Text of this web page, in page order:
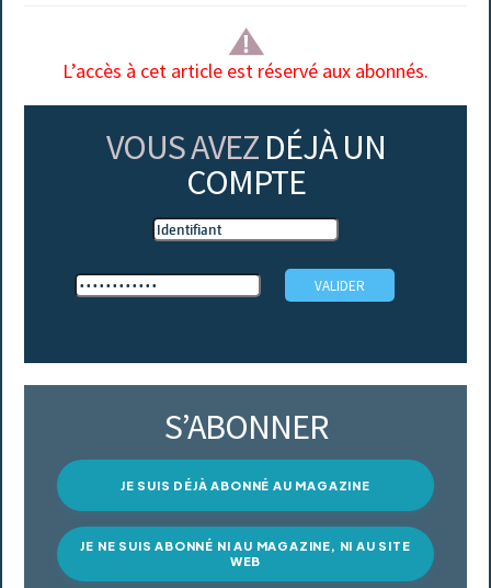
L’accès à cet article est réservé aux abonnés.
VOUS AVEZ DÉJÀ UN
COMPTE
S’ABONNER
JE SUIS DÉJÀ ABONNÉ AU MAGAZINE
JE NE SUIS ABONNÉ NI AU MAGAZINE, NI AU SITE
WEB